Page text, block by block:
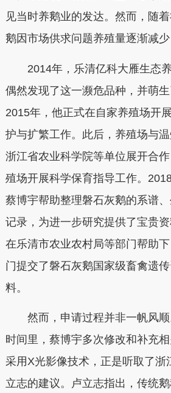
见当时养鹅业的发达。然而，随
鹅因市场供求问题养殖量逐渐减少
2014年，乐清亿科大雁生态养
偶然发现了这一濒危品种，并萌生
2015年，他正式在自家养殖场开
护与扩繁工作。此后，养殖场与温
浙江省农业科学院等单位展开合
殖场开展科学保育指导工作。
蔡博宇帮助整理磐石灰鹅的系谱
记录，为进一步研究提供了宝贵资
在乐清市农业农村局等部门帮助
门提交了磐石灰鹅国家级畜禽遗
料。
然而，申请过程并非一帆风顺
时间里，蔡博宇多次修改和补充
采用X光影像技术，正是听取了浙
立志的建议。卢立志指出，传统